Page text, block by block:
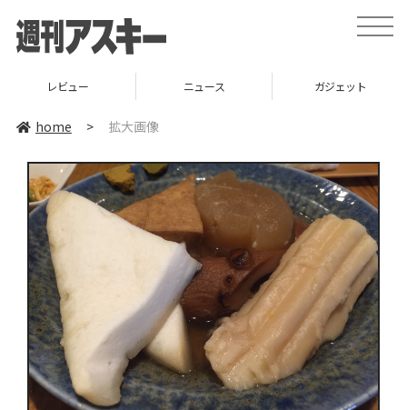
toggle
レビュー ニュース ガジェット
home > 拡大画像